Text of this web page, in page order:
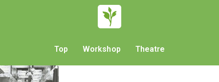
Top Workshop Theatre